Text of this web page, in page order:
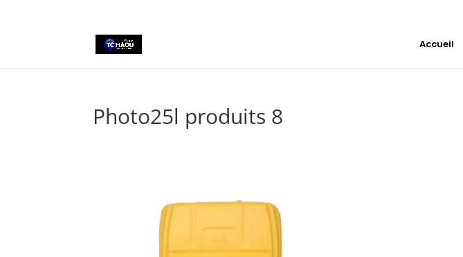
Accueil
Photo25l produits 8